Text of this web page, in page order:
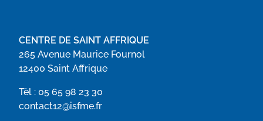
CENTRE DE SAINT AFFRIQUE
265 Avenue Maurice Fournol
12400 Saint Affrique
Tèl : 05 65 98 23 30
contact12@isfme.fr